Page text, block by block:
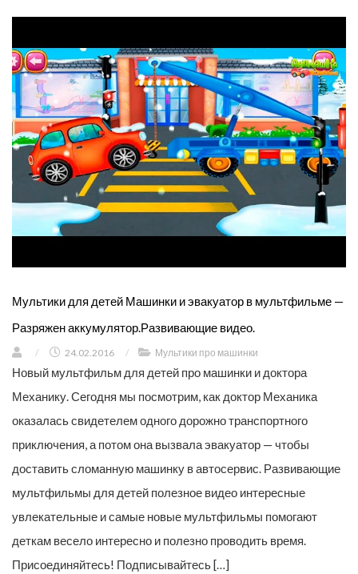
Мультики для детей Машинки и эвакуатор в мультфильме —
Разряжен аккумулятор.Развивающие видео.
/ 24.02.2016 / Мультики про машинки
Новый мультфильм для детей про машинки и доктора
Механику. Сегодня мы посмотрим, как доктор Механика
оказалась свидетелем одного дорожно транспортного
приключения, а потом она вызвала эвакуатор — чтобы
доставить сломанную машинку в автосервис. Развивающие
мультфильмы для детей полезное видео интересные
увлекательные и самые новые мультфильмы помогают
деткам весело интересно и полезно проводить время.
Присоединяйтесь! Подписывайтесь […]